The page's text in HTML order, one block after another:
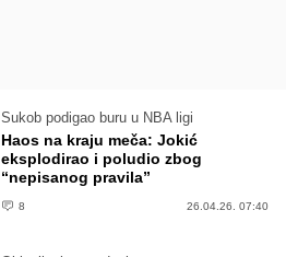
Sukob podigao buru u NBA ligi
Haos na kraju meča: Jokić
eksplodirao i poludio zbog
“nepisanog pravila”
8 26.04.26. 07:40